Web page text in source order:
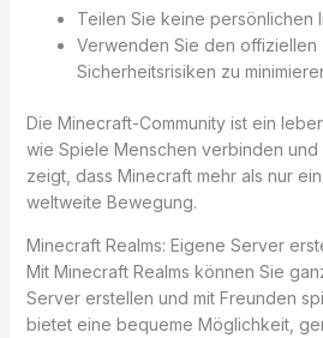
Teilen Sie keine persönlichen
Verwenden Sie den offiziellen
Sicherheitsrisiken zu
Die Minecraft-Community ist ein
wie Spiele Menschen verbinden und
zeigt, dass Minecraft mehr als nur
weltweite Bewegung.
Minecraft Realms: Eigene Server
Mit Minecraft Realms können Sie
Server erstellen und mit Freunden
bietet eine bequeme Möglichkeit,